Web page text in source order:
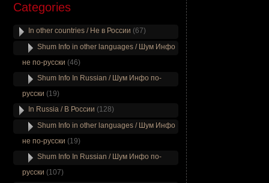
Categories
In other countries / Не в России (67)
Shum Info in other languages / Шум Инфо
не по-русски (46)
Shum Info In Russian / Шум Инфо по-
русски (19)
In Russia / В России (128)
Shum Info in other languages / Шум Инфо
не по-русски (19)
Shum Info In Russian / Шум Инфо по-
русски (107)